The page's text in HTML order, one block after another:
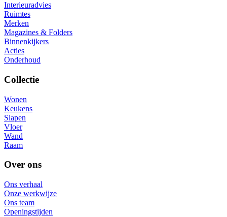
Interieuradvies
Ruimtes
Merken
Magazines & Folders
Binnenkijkers
Acties
Onderhoud
Collectie
Wonen
Keukens
Slapen
Vloer
Wand
Raam
Over ons
Ons verhaal
Onze werkwijze
Ons team
Openingstijden